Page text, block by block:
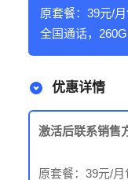
原套餐：39元/
全国通话，
优惠详情
激活后联系销售
原套餐：39元/